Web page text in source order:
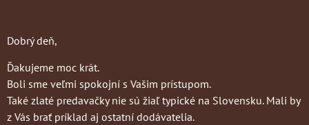
Dobrý deň,
Ďakujeme moc krát.
Boli sme veľmi spokojní s Vašim prístupom.
Také zlaté predavačky nie sú žiaľ typické na Slovensku. Mali by
z Vás brať príklad aj ostatní dodávatelia.